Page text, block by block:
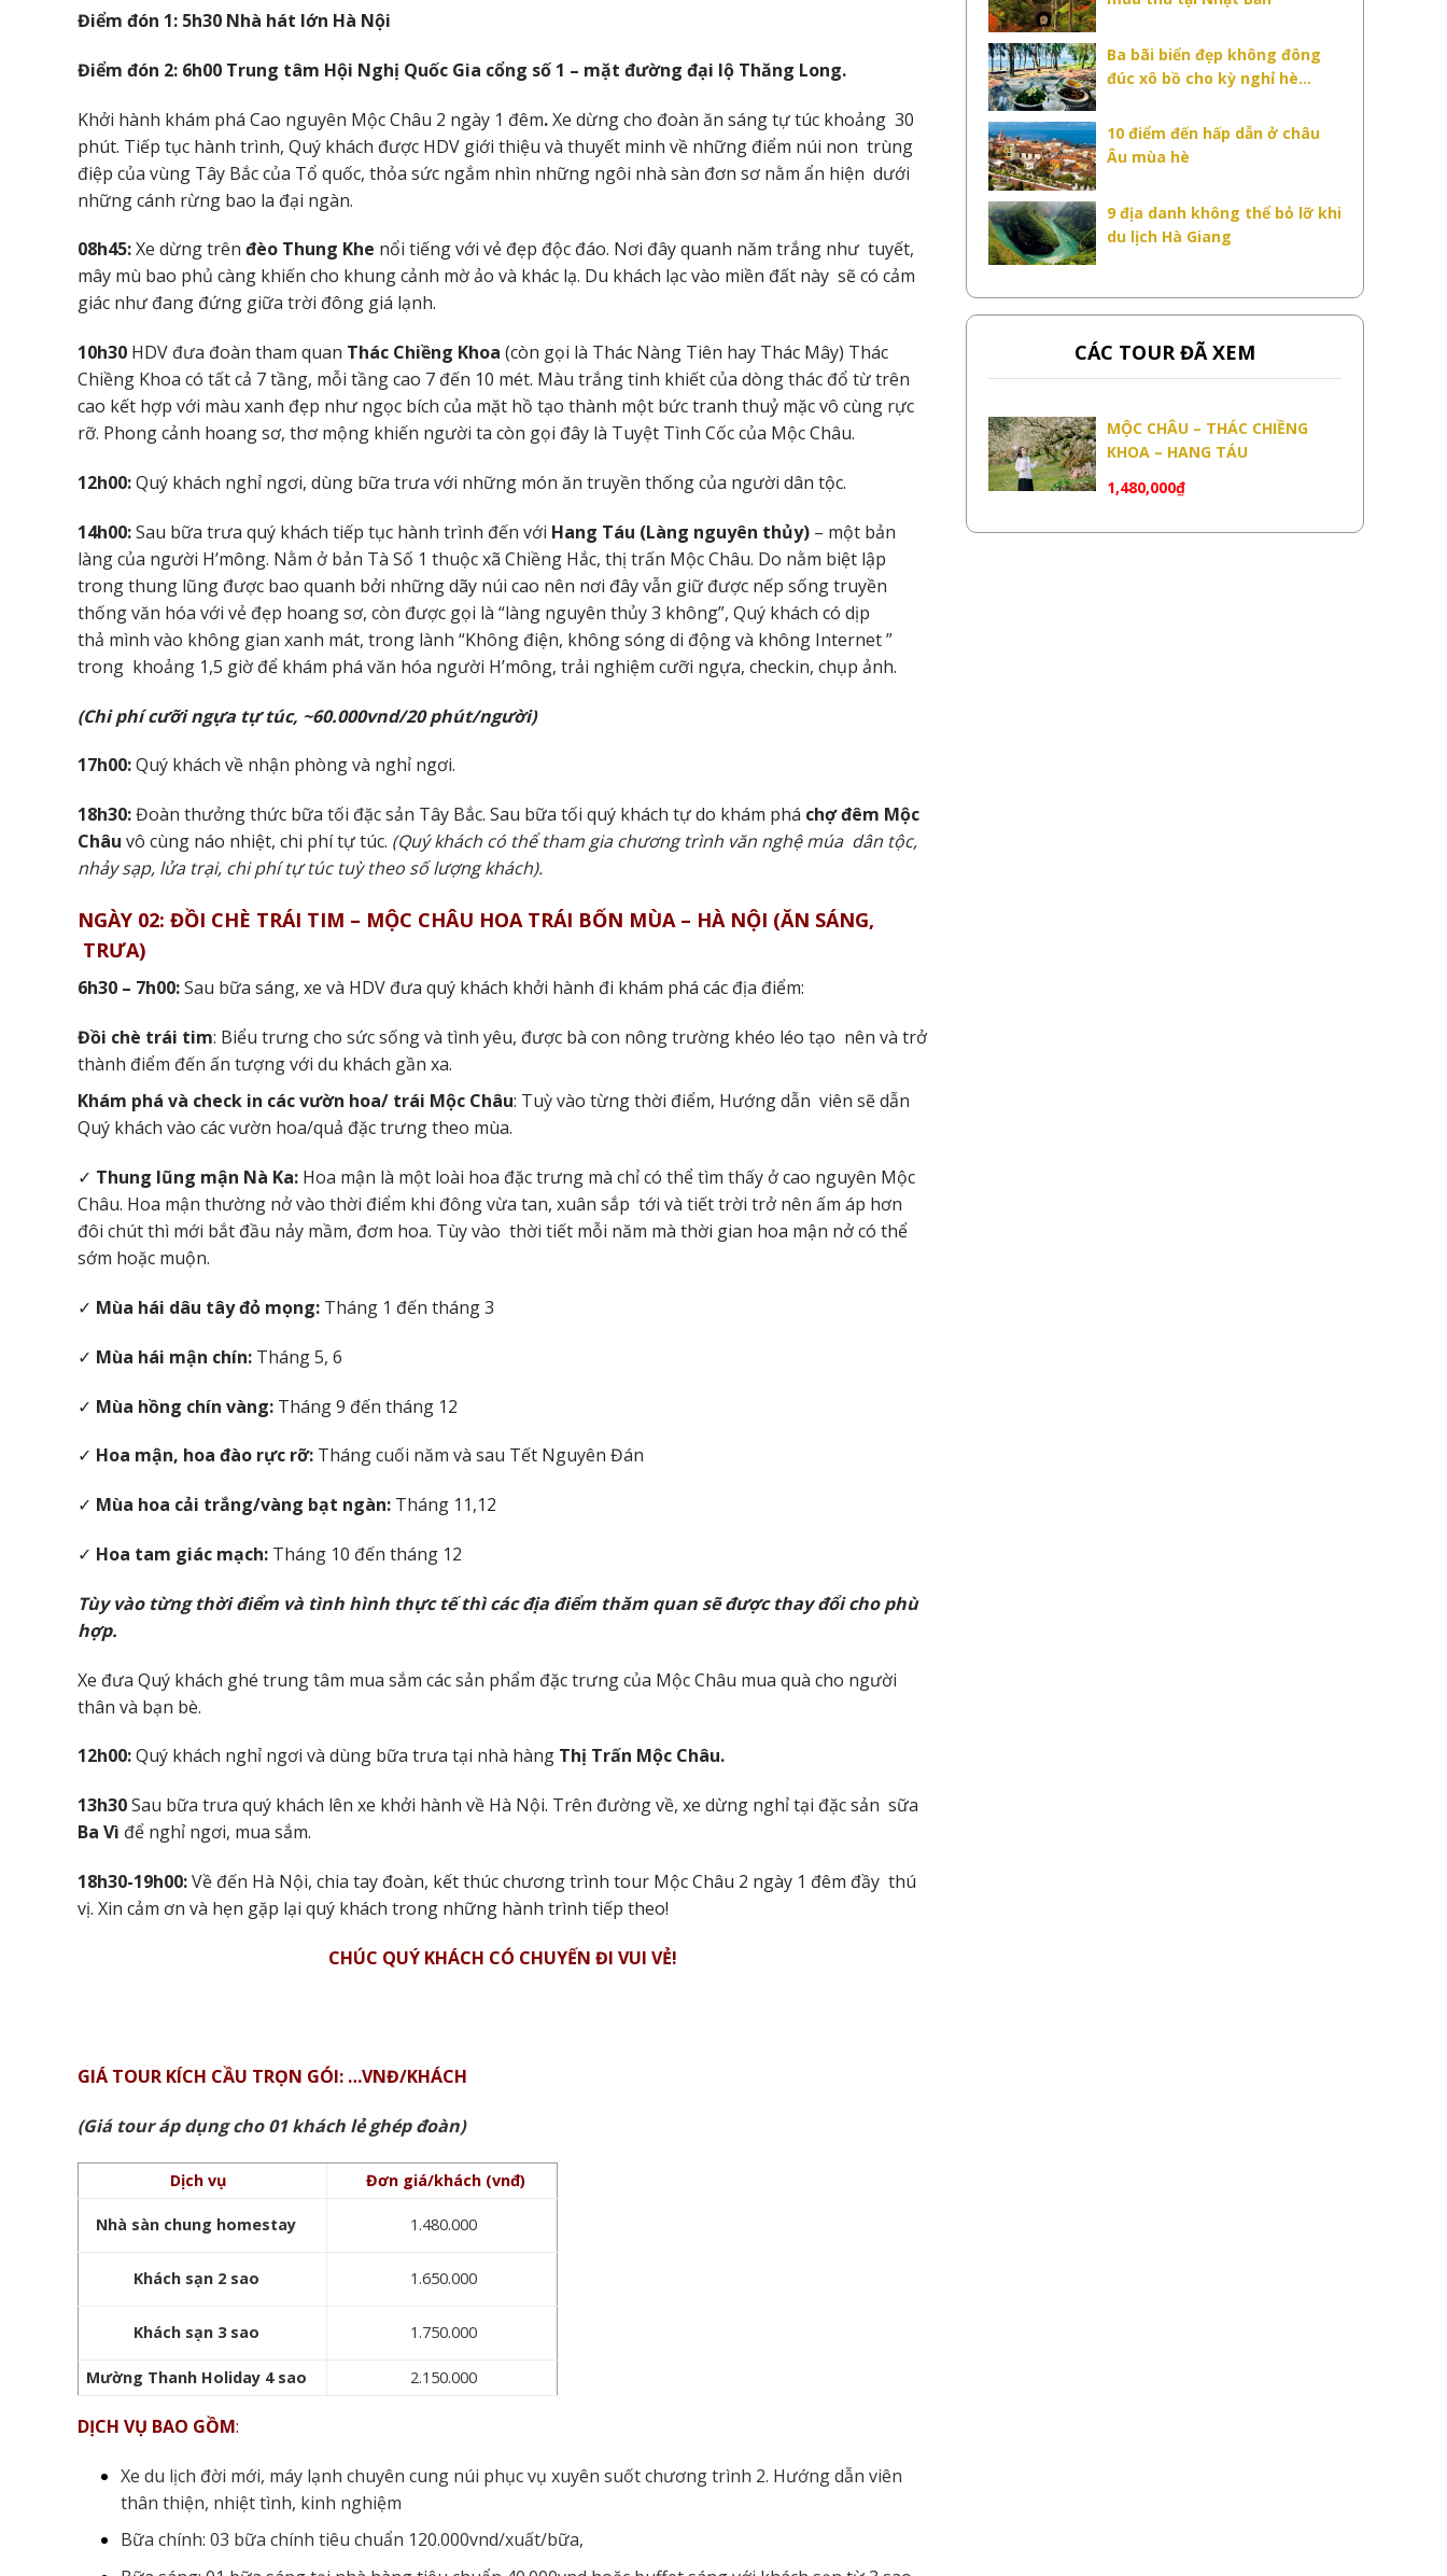
Điểm đón 1: 5h30 Nhà hát lớn Hà Nội
Điểm đón 2: 6h00 Trung tâm Hội Nghị Quốc Gia cổng số 1 – mặt đường đại lộ Thăng Long.
Khởi hành khám phá Cao nguyên Mộc Châu 2 ngày 1 đêm.Xe dừng cho đoàn ăn sáng tự túc khoảng 30
phút. Tiếp tục hành trình, Quý khách được HDV giới thiệu và thuyết minh về những điểm núi non trùng
điệp của vùng Tây Bắc của Tổ quốc, thỏa sức ngắm nhìn những ngôi nhà sàn đơn sơ nằm ẩn hiện dưới
những cánh rừng bao la đại ngàn.
08h45:Xe dừng trên đèo Thung Khe nổi tiếng với vẻ đẹp độc đáo. Nơi đây quanh năm trắng như tuyết,
mây mù bao phủ càng khiến cho khung cảnh mờ ảo và khác lạ. Du khách lạc vào miền đất này sẽ có cảm
giác như đang đứng giữa trời đông giá lạnh.
10h30 HDV đưa đoàn tham quan Thác Chiềng Khoa (còn gọi là Thác Nàng Tiên hay Thác Mây) Thác
Chiềng Khoa có tất cả 7 tầng, mỗi tầng cao 7 đến 10 mét. Màu trắng tinh khiết của dòng thác đổ từ trên
cao kết hợp với màu xanh đẹp như ngọc bích của mặt hồ tạo thành một bức tranh thuỷ mặc vô cùng rực
rỡ. Phong cảnh hoang sơ, thơ mộng khiến người ta còn gọi đây là Tuyệt Tình Cốc của Mộc Châu.
12h00:Quý khách nghỉ ngơi, dùng bữa trưa với những món ăn truyền thống của người dân tộc.
14h00:Sau bữa trưa quý khách tiếp tục hành trình đến với Hang Táu (Làng nguyên thủy) – một bản
làng của người H’mông. Nằm ở bản Tà Số 1 thuộc xã Chiềng Hắc, thị trấn Mộc Châu. Do nằm biệt lập
trong thung lũng được bao quanh bởi những dãy núi cao nên nơi đây vẫn giữ được nếp sống truyền
thống văn hóa với vẻ đẹp hoang sơ, còn được gọi là “làng nguyên thủy 3 không”, Quý khách có dịp
thả mình vào không gian xanh mát, trong lành “Không điện, không sóng di động và không Internet ”
trong khoảng 1,5 giờ để khám phá văn hóa người H’mông, trải nghiệm cưỡi ngựa, checkin, chụp ảnh.
(Chi phí cưỡi ngựa tự túc, ~60.000vnd/20 phút/người)
17h00:Quý khách về nhận phòng và nghỉ ngơi.
18h30:Đoàn thưởng thức bữa tối đặc sản Tây Bắc. Sau bữa tối quý khách tự do khám phá chợ đêm Mộc
Châu vô cùng náo nhiệt, chi phí tự túc. (Quý khách có thể tham gia chương trình văn nghệ múa dân tộc,
nhảy sạp, lửa trại, chi phí tự túc tuỳ theo số lượng khách).
NGÀY 02: ĐỒI CHÈ TRÁI TIM – MỘC CHÂU HOA TRÁI BỐN MÙA – HÀ NỘI (ĂN SÁNG,
TRƯA)
6h30 – 7h00:Sau bữa sáng, xe và HDV đưa quý khách khởi hành đi khám phá các địa điểm:
Đồi chè trái tim: Biểu trưng cho sức sống và tình yêu, được bà con nông trường khéo léo tạo nên và trở
thành điểm đến ấn tượng với du khách gần xa.
Khám phá và check in các vườn hoa/ trái Mộc Châu: Tuỳ vào từng thời điểm, Hướng dẫn viên sẽ dẫn
Quý khách vào các vườn hoa/quả đặc trưng theo mùa.
✓ Thung lũng mận Nà Ka: Hoa mận là một loài hoa đặc trưng mà chỉ có thể tìm thấy ở cao nguyên Mộc
Châu. Hoa mận thường nở vào thời điểm khi đông vừa tan, xuân sắp tới và tiết trời trở nên ấm áp hơn
đôi chút thì mới bắt đầu nảy mầm, đơm hoa. Tùy vào thời tiết mỗi năm mà thời gian hoa mận nở có thể
sớm hoặc muộn.
✓ Mùa hái dâu tây đỏ mọng: Tháng 1 đến tháng 3
✓ Mùa hái mận chín: Tháng 5, 6
✓ Mùa hồng chín vàng: Tháng 9 đến tháng 12
✓ Hoa mận, hoa đào rực rỡ: Tháng cuối năm và sau Tết Nguyên Đán
✓ Mùa hoa cải trắng/vàng bạt ngàn: Tháng 11,12
✓ Hoa tam giác mạch: Tháng 10 đến tháng 12
Tùy vào từng thời điểm và tình hình thực tế thì các địa điểm thăm quan sẽ được thay đổi cho phù
hợp.
Xe đưa Quý khách ghé trung tâm mua sắm các sản phẩm đặc trưng của Mộc Châu mua quà cho người
thân và bạn bè.
12h00:Quý khách nghỉ ngơi và dùng bữa trưa tại nhà hàng Thị Trấn Mộc Châu.
13h30Sau bữa trưa quý khách lên xe khởi hành về Hà Nội. Trên đường về, xe dừng nghỉ tại đặc sản sữa
Ba Vì để nghỉ ngơi, mua sắm.
18h30-19h00:Về đến Hà Nội, chia tay đoàn, kết thúc chương trình tour Mộc Châu 2 ngày 1 đêm đầy thú
vị. Xin cảm ơn và hẹn gặp lại quý khách trong những hành trình tiếp theo!
CHÚC QUÝ KHÁCH CÓ CHUYẾN ĐI VUI VẺ!
GIÁ TOUR KÍCH CẦU TRỌN GÓI: …VNĐ/KHÁCH
(Giá tour áp dụng cho 01 khách lẻ ghép đoàn)
Dịch vụ Đơn giá/khách (vnđ)
Nhà sàn chung homestay 1.480.000
Khách sạn 2 sao 1.650.000
Khách sạn 3 sao 1.750.000
Mường Thanh Holiday 4 sao 2.150.000
DỊCH VỤ BAO GỒM:
Xe du lịch đời mới, máy lạnh chuyên cung núi phục vụ xuyên suốt chương trình 2. Hướng dẫn viên
thân thiện, nhiệt tình, kinh nghiệm
Bữa chính: 03 bữa chính tiêu chuẩn 120.000vnd/xuất/bữa,
Ba bãi biển đẹp không đông
đúc xô bồ cho kỳ nghỉ hè...
10 điểm đến hấp dẫn ở châu
Âu mùa hè
9 địa danh không thể bỏ lỡ khi
du lịch Hà Giang
CÁC TOUR ĐÃ XEM
MỘC CHÂU – THÁC CHIỀNG
KHOA – HANG TÁU
1,480,000₫